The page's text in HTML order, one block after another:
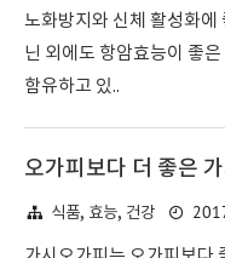
노화방지와 신체 활성화
닌 외에도 항암효능이 좋
함유하고 있..
오가피보다 더 좋은
식품, 효능, 건강